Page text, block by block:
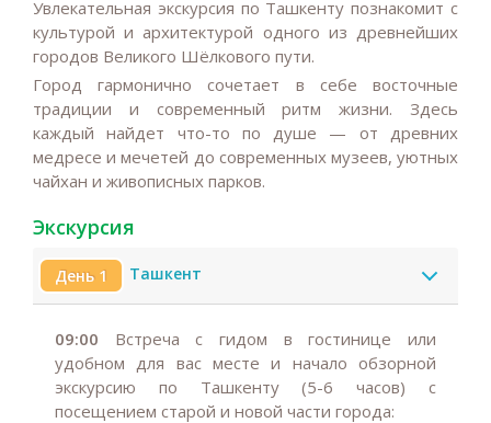
Увлекательная экскурсия по Ташкенту познакомит с
культурой и архитектурой одного из древнейших
городов Великого Шёлкового пути.
Город гармонично сочетает в себе восточные
традиции и современный ритм жизни. Здесь
каждый найдет что-то по душе — от древних
медресе и мечетей до современных музеев, уютных
чайхан и живописных парков.
Экскурсия
День 1 Ташкент
09:00 Встреча с гидом в гостинице или
удобном для вас месте и начало обзорной
экскурсию по Ташкенту (5-6 часов) с
посещением старой и новой части города: